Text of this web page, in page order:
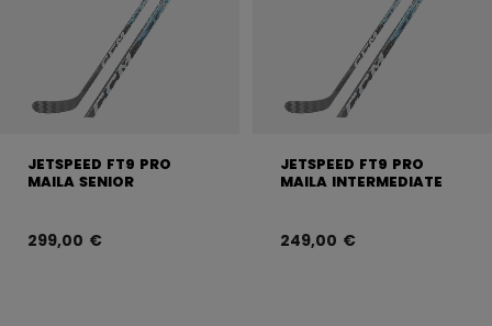
JETSPEED FT9 PRO
MAILA SENIOR
299,00 €
JETSPEED FT9 PRO
MAILA INTERMEDIATE
249,00 €